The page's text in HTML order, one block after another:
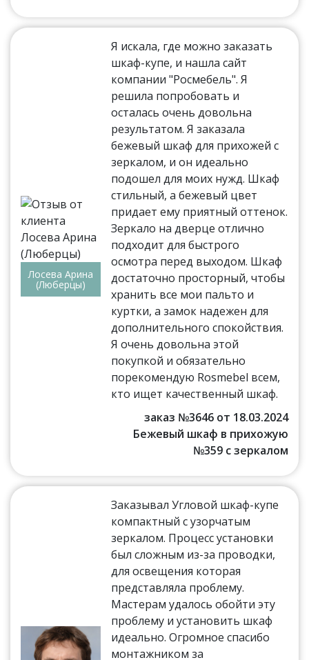
Лосева Арина
(Люберцы)
Я искала, где можно заказать
шкаф-купе, и нашла сайт
компании "Росмебель". Я
решила попробовать и
осталась очень довольна
результатом. Я заказала
бежевый шкаф для прихожей с
зеркалом, и он идеально
подошел для моих нужд. Шкаф
стильный, а бежевый цвет
придает ему приятный оттенок.
Зеркало на дверце отлично
подходит для быстрого
осмотра перед выходом. Шкаф
достаточно просторный, чтобы
хранить все мои пальто и
куртки, а замок надежен для
дополнительного спокойствия.
Я очень довольна этой
покупкой и обязательно
порекомендую Rosmebel всем,
кто ищет качественный шкаф.
заказ №3646 от 18.03.2024
Бежевый шкаф в прихожую
№359 с зеркалом
Заказывал Угловой шкаф-купе
компактный с узорчатым
зеркалом. Процесс установки
был сложным из-за проводки,
для освещения которая
представляла проблему.
Мастерам удалось обойти эту
проблему и установить шкаф
идеально. Огромное спасибо
монтажником за